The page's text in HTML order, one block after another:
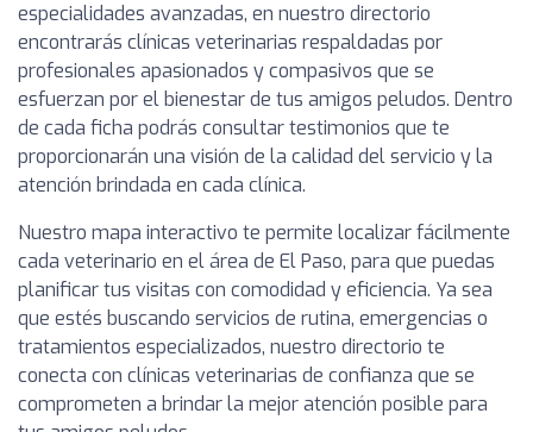
especialidades avanzadas, en nuestro directorio
encontrarás clínicas veterinarias respaldadas por
profesionales apasionados y compasivos que se
esfuerzan por el bienestar de tus amigos peludos. Dentro
de cada ficha podrás consultar testimonios que te
proporcionarán una visión de la calidad del servicio y la
atención brindada en cada clínica.
Nuestro mapa interactivo te permite localizar fácilmente
cada veterinario en el área de El Paso, para que puedas
planificar tus visitas con comodidad y eficiencia. Ya sea
que estés buscando servicios de rutina, emergencias o
tratamientos especializados, nuestro directorio te
conecta con clínicas veterinarias de confianza que se
comprometen a brindar la mejor atención posible para